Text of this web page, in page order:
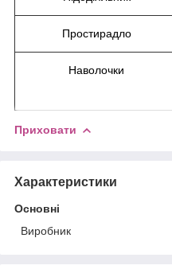
Простирадло
Наволочки
Приховати
Характеристики
Основні
Виробник